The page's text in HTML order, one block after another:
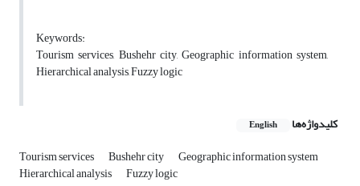
Keywords:
Tourism services, Bushehr city, Geographic information system,
Hierarchical analysis, Fuzzy logic
کلیدواژه‌ها English
Tourism services Bushehr city Geographic information system
Hierarchical analysis Fuzzy logic